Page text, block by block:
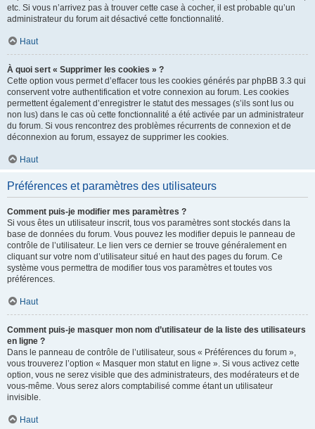
etc. Si vous n’arrivez pas à trouver cette case à cocher, il est probable qu’un
administrateur du forum ait désactivé cette fonctionnalité.
Haut
À quoi sert « Supprimer les cookies » ?
Cette option vous permet d’effacer tous les cookies générés par phpBB 3.3 qui
conservent votre authentification et votre connexion au forum. Les cookies
permettent également d’enregistrer le statut des messages (s’ils sont lus ou
non lus) dans le cas où cette fonctionnalité a été activée par un administrateur
du forum. Si vous rencontrez des problèmes récurrents de connexion et de
déconnexion au forum, essayez de supprimer les cookies.
Haut
Préférences et paramètres des utilisateurs
Comment puis-je modifier mes paramètres ?
Si vous êtes un utilisateur inscrit, tous vos paramètres sont stockés dans la
base de données du forum. Vous pouvez les modifier depuis le panneau de
contrôle de l’utilisateur. Le lien vers ce dernier se trouve généralement en
cliquant sur votre nom d’utilisateur situé en haut des pages du forum. Ce
système vous permettra de modifier tous vos paramètres et toutes vos
préférences.
Haut
Comment puis-je masquer mon nom d’utilisateur de la liste des utilisateurs
en ligne ?
Dans le panneau de contrôle de l’utilisateur, sous « Préférences du forum »,
vous trouverez l’option « Masquer mon statut en ligne ». Si vous activez cette
option, vous ne serez visible que des administrateurs, des modérateurs et de
vous-même. Vous serez alors comptabilisé comme étant un utilisateur
invisible.
Haut